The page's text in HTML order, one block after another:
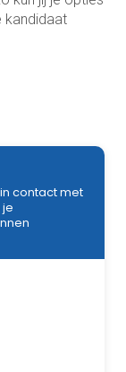
kandidaat
contact met